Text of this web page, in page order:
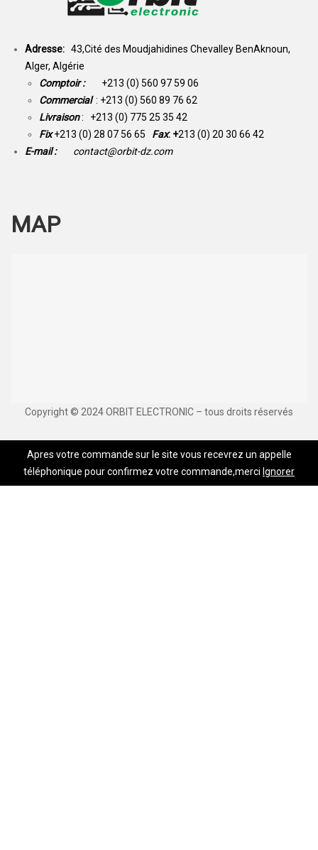
Adresse: 43,Cité des Moudjahidines Chevalley BenAknoun,
Alger, Algérie
Comptoir : +213 (0) 560 97 59 06
Commercial : +213 (0) 560 89 76 62
Livraison: +213 (0) 775 25 35 42
Fix +213 (0) 28 07 56 65 Fax: +213 (0) 20 30 66 42
E-mail :
contact@orbit-dz.com
MAP
Copyright © 2024 ORBIT ELECTRONIC – tous droits réservés
Apres votre commande sur le site vous recevrez un appelle
téléphonique pour confirmez votre commande,merci Ignorer